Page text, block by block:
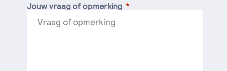
Jouw vraag of opmerking